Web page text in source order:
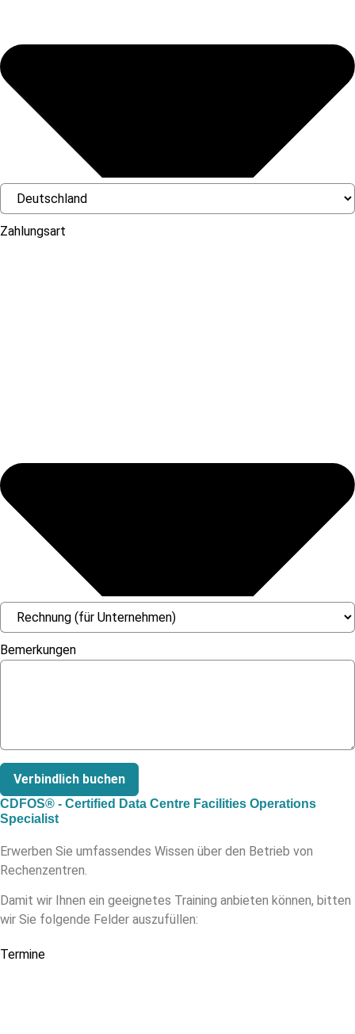
Zahlungsart
Bemerkungen
Verbindlich buchen
CDFOS® - Certified Data Centre Facilities Operations
Specialist
Erwerben Sie umfassendes Wissen über den Betrieb von
Rechenzentren.
Damit wir Ihnen ein geeignetes Training anbieten können, bitten
wir Sie folgende Felder auszufüllen:
Termine